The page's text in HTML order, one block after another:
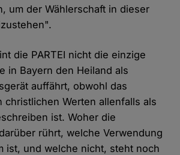
um der Wählerschaft in dieser
die PARTEI nicht die einzige
in Bayern den Heiland als
auffährt, obwohl das
christlichen Werten allenfalls als
ist. Woher die
rührt, welche Verwendung
ist, und welche nicht, steht noch